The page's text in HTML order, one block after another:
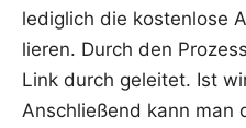
ledig­lich die kos­ten­lo­se
lie­ren. Durch den
Link durch gelei­tet. Ist
Anschlie­ßend kann man